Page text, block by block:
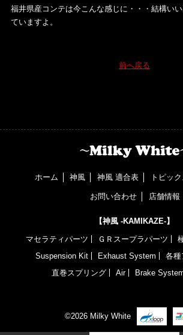
福井県産コンテは今こんな感じに・・・結構い
ていますよ。
前へ戻る
ホーム 神風 神風 適合表 トピッ
お問い合わせ 店舗情報
【神風 -KAMIKAZE-】
マセラティパーツ
ＧＲスープラパーツ
Suspension Kit
Exhaust System
各種
直巻スプリング
Air Brake
©2026 Milky White